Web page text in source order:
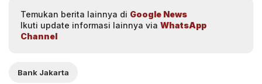
Temukan berita lainnya di Google News
Ikuti update informasi lainnya via WhatsApp
Channel
Bank Jakarta